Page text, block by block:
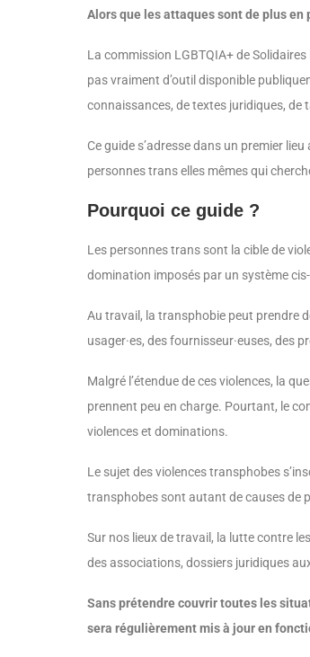
Alors que les attaques sont de plus
La commission LGBTQIA+ de
pas vraiment d’outil disponible
connaissances, de textes juridiques, de
Ce guide s’adresse dans un premier
personnes trans elles mêmes qui
Pourquoi ce guide ?
Les personnes trans sont la cible de
domination imposés par un système
Au travail, la transphobie peut prendre
usager·es, des fournisseur·euses, des
Malgré l’étendue de ces violences, la
prennent peu en charge. Pourtant, le
violences et dominations.
Le sujet des violences transphobes
transphobes sont autant de causes de
Sur nos lieux de travail, la lutte contre
des associations, dossiers juridiques
Sans prétendre couvrir toutes les
sera régulièrement mis à jour en